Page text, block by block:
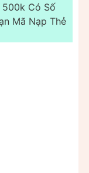
500k Có Số
Mã Nạp Thẻ